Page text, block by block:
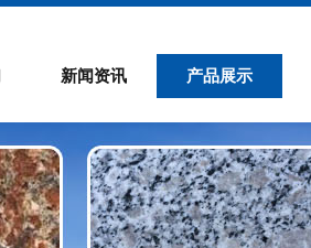
新闻资讯 产品展示